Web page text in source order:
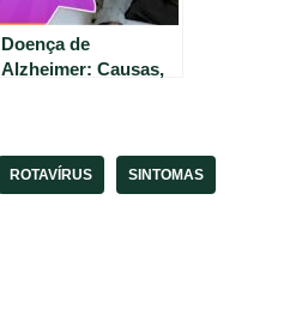
Doença de
Alzheimer: Causas,
ROTAVÍRUS SINTOMAS